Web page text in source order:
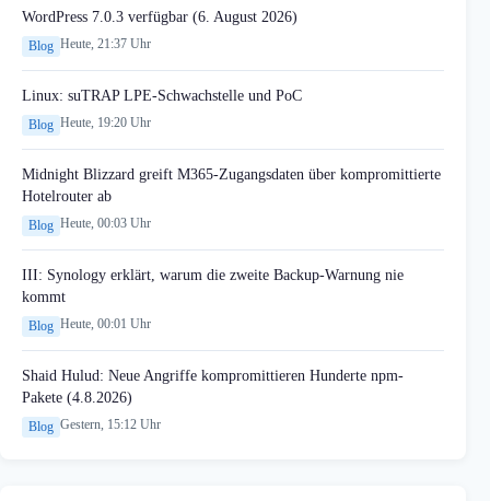
WordPress 7.0.3 verfügbar (6. August 2026)
Blog Heute, 21:37 Uhr
Linux: suTRAP LPE-Schwachstelle und PoC
Blog Heute, 19:20 Uhr
Midnight Blizzard greift M365-Zugangsdaten über kompromittierte
Hotelrouter ab
Blog Heute, 00:03 Uhr
III: Synology erklärt, warum die zweite Backup-Warnung nie
kommt
Blog Heute, 00:01 Uhr
Shaid Hulud: Neue Angriffe kompromittieren Hunderte npm-
Pakete (4.8.2026)
Blog Gestern, 15:12 Uhr